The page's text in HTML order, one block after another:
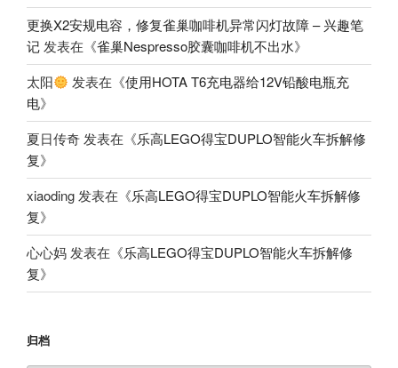
更换X2安规电容，修复雀巢咖啡机异常闪灯故障 – 兴趣笔
记发表在《雀巢Nespresso胶囊咖啡机不出水》
太阳
发表在《使用HOTA T6充电器给12V铅酸电瓶充
电》
夏日传奇发表在《乐高LEGO得宝DUPLO智能火车拆解修
复》
xiaoding发表在《乐高LEGO得宝DUPLO智能火车拆解修
复》
心心妈发表在《乐高LEGO得宝DUPLO智能火车拆解修
复》
归档